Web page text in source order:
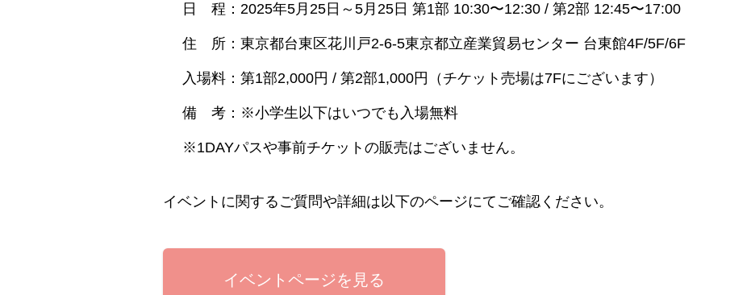
日 程：2025年5月25日～5月25日 第1部 10:30〜12:30 / 第2部 12:45〜17:00
住 所：東京都台東区花川戸2-6-5東京都立産業貿易センター 台東館4F/5F/6F
入場料：第1部2,000円 / 第2部1,000円（チケット売場は7Fにございます）
備 考：※小学生以下はいつでも入場無料
※1DAYパスや事前チケットの販売はございません。
イベントに関するご質問や詳細は以下のページにてご確認ください。
イベントページを見る